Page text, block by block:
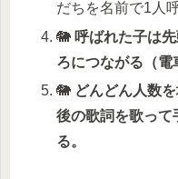
だちを名前で1人呼
🐘 呼ばれた子は
ろにつながる（電
🐘 どんどん人数
後の歌詞を歌って
る。